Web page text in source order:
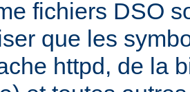
fichiers DSO
que les
httpd, de la